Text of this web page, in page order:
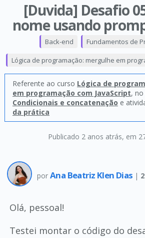
[Duvida] Desafio
nome usando
Publicado 2 anos atrás, em
Back-end Fundamentos de
Lógica de programação: mergulhe em
Referente ao curso Lógica de
em programação com JavaScript,
Condicionais e concatenação e
da prática
por Ana Beatriz Klen Dias |
Olá, pessoal!
Testei montar o código do